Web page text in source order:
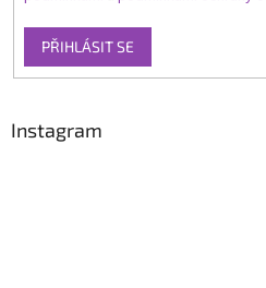
PŘIHLÁSIT SE
Instagram